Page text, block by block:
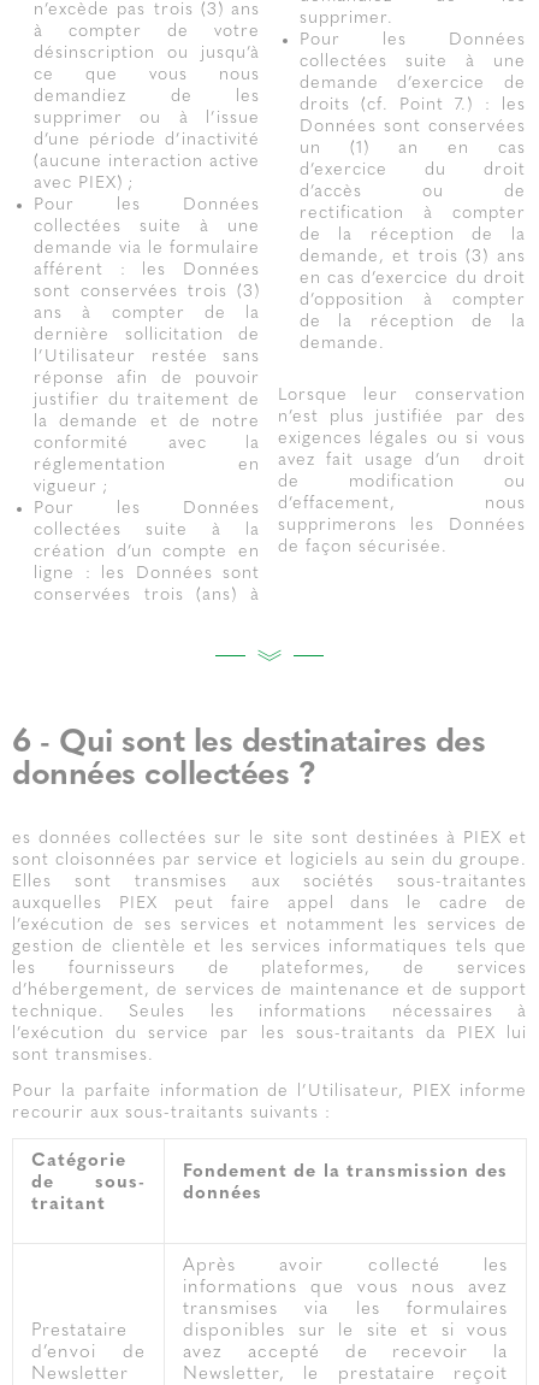
n’excède pas trois (3) ans
à compter de votre
désinscription ou jusqu’à
ce que vous nous
demandiez de les
supprimer ou à l’issue
d’une période d’inactivité
(aucune interaction active
avec PIEX) ;
Pour les Données
collectées suite à une
demande via le formulaire
afférent : les Données
sont conservées trois (3)
ans à compter de la
dernière sollicitation de
l’Utilisateur restée sans
réponse afin de pouvoir
justifier du traitement de
la demande et de notre
conformité avec la
réglementation en
vigueur ;
Pour les Données
collectées suite à la
création d’un compte en
ligne : les Données sont
conservées trois (ans) à
supprimer.
Pour les Données
collectées suite à une
demande d’exercice de
droits (cf. Point 7.) : les
Données sont conservées
un (1) an en cas
d’exercice du droit
d’accès ou de
rectification à compter
de la réception de la
demande, et trois (3) ans
en cas d’exercice du droit
d’opposition à compter
de la réception de la
demande.
Lorsque leur conservation
n’est plus justifiée par des
exigences légales ou si vous
avez fait usage d’un droit
de modification ou
d’effacement, nous
supprimerons les Données
de façon sécurisée.
6 - Qui sont les destinataires des
données collectées ?
es données collectées sur le site sont destinées à PIEX et
sont cloisonnées par service et logiciels au sein du groupe.
Elles sont transmises aux sociétés sous-traitantes
auxquelles PIEX peut faire appel dans le cadre de
l’exécution de ses services et notamment les services de
gestion de clientèle et les services informatiques tels que
les fournisseurs de plateformes, de services
d’hébergement, de services de maintenance et de support
technique. Seules les informations nécessaires à
l’exécution du service par les sous-traitants da PIEX lui
sont transmises.
Pour la parfaite information de l’Utilisateur, PIEX informe
recourir aux sous-traitants suivants :
Catégorie
de sous-
traitant
Fondement de la transmission des
données
Prestataire
d’envoi de
Newsletter
Après avoir collecté les
informations que vous nous avez
transmises via les formulaires
disponibles sur le site et si vous
avez accepté de recevoir la
Newsletter, le prestataire reçoit